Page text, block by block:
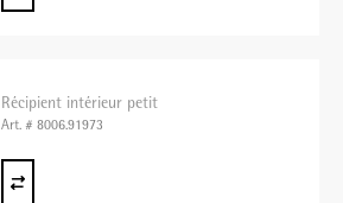
Récipient intérieur petit
Art. # 8006.91973